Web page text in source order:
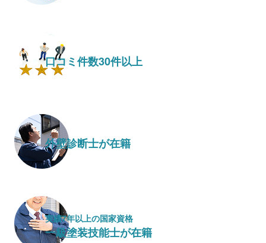
口コミ件数30件以上
外壁診断士が在籍
実績7年以上の国家資格
一級塗装技能士が在籍